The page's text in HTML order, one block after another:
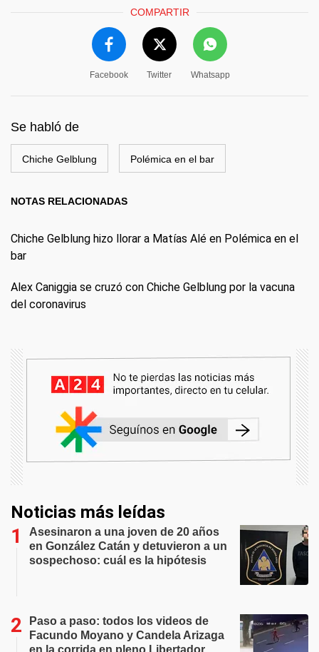
COMPARTIR
Facebook Twitter Whatsapp
Se habló de
Chiche Gelblung Polémica en el bar
NOTAS RELACIONADAS
Chiche Gelblung hizo llorar a Matías Alé en Polémica en el
bar
Alex Caniggia se cruzó con Chiche Gelblung por la vacuna
del coronavirus
Noticias más leídas
Asesinaron a una joven de 20 años
en González Catán y detuvieron a un
sospechoso: cuál es la hipótesis
Paso a paso: todos los videos de
Facundo Moyano y Candela Arizaga
en la corrida en pleno Libertador